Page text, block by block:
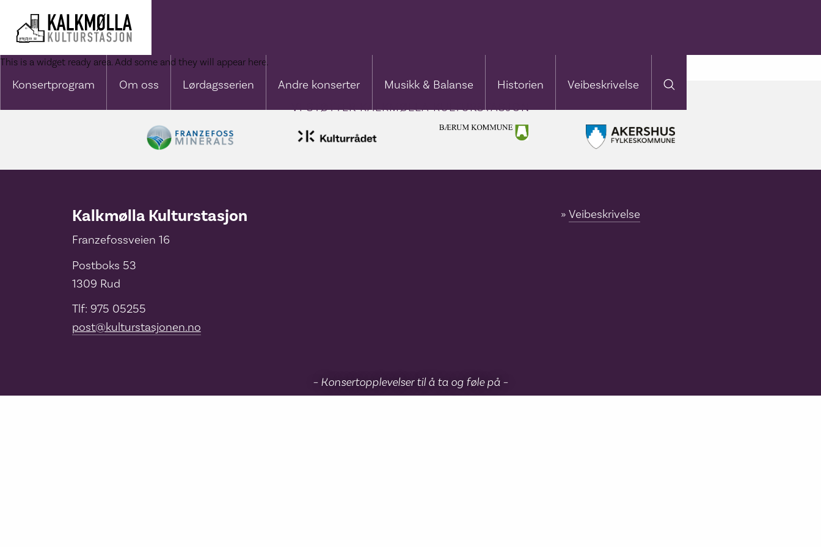
hovedinnhold
Konsertprogram Om oss Lørdagsserien Andre konserter Musikk & Balanse Historien Veibeskrivelse
This is a widget ready area. Add some and they will appear here.
VI STØTTER KALKMØLLA KULTURSTASJON
Kalkmølla Kulturstasjon
Franzefossveien 16
Postboks 53
1309 Rud
Tlf: 975 05255
post@kulturstasjonen.no
Veibeskrivelse
– Konsertopplevelser til å ta og føle på –